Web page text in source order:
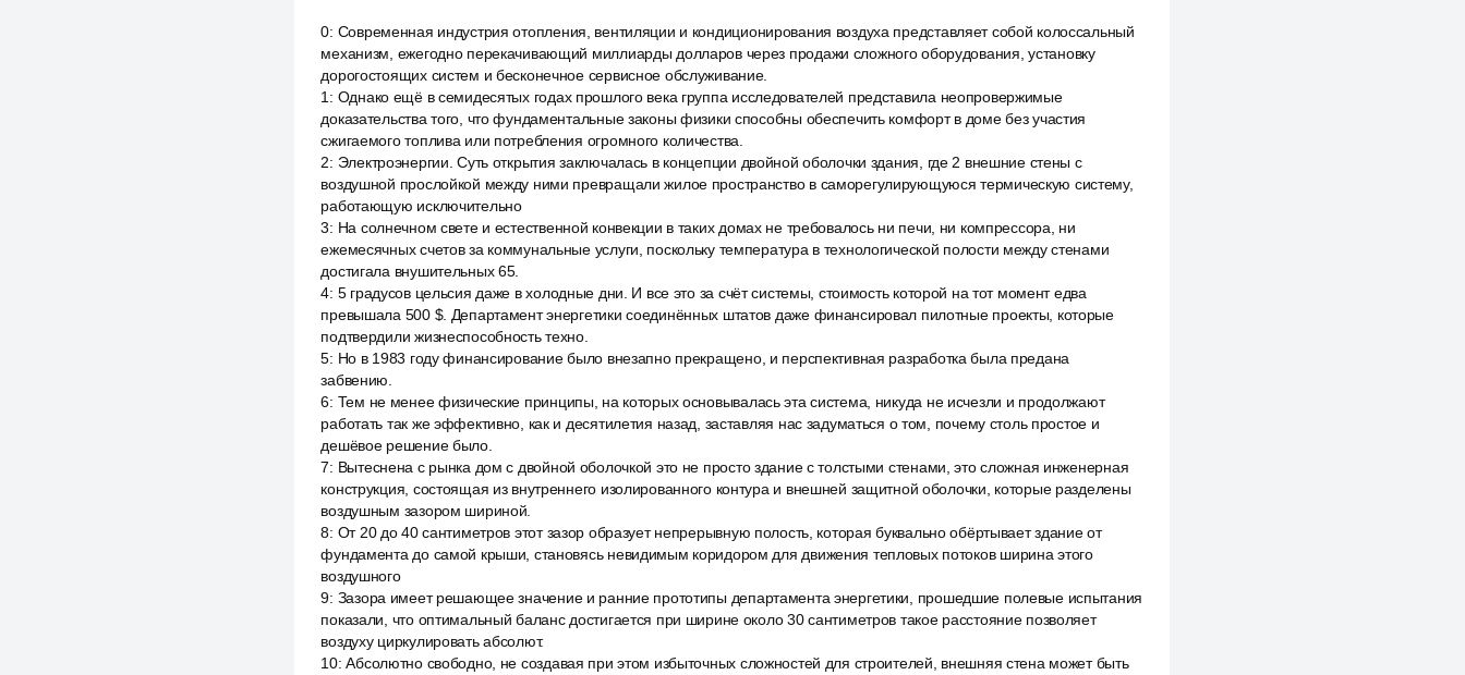
0: Современная индустрия отопления, вентиляции и кондиционирования воздуха представляет собой колоссальный
механизм, ежегодно перекачивающий миллиарды долларов через продажи сложного оборудования, установку
дорогостоящих систем и бесконечное сервисное обслуживание.
1 : Однако ещё в семидесятых годах прошлого века группа исследователей представила неопровержимые
доказательства того, что фундаментальные законы физики способны обеспечить комфорт в доме без участия
сжигаемого топлива или потребления огромного количества.
2: Электроэнергии. Суть открытия заключалась в концепции двойной оболочки здания, где 2 внешние стены с
воздушной прослойкой между ними превращали жилое пространство в саморегулирующуюся термическую систему,
работающую исключительно
3: На солнечном свете и естественной конвекции в таких домах не требовалось ни печи, ни компрессора, ни
ежемесячных счетов за коммунальные услуги, поскольку температура в технологической полости между стенами
достигала внушительных 65.
4: 5 градусов цельсия даже в холодные дни. И все это за счёт системы, стоимость которой на тот момент едва
превышала 500 $. Департамент энергетики соединённых штатов даже финансировал пилотные проекты, которые
подтвердили жизнеспособность техно.
5: Но в 1983 году финансирование было внезапно прекращено, и перспективная разработка была предана
забвению.
6: Тем не менее физические принципы, на которых основывалась эта система, никуда не исчезли и продолжают
работать так же эффективно, как и десятилетия назад, заставляя нас задуматься о том, почему столь простое и
дешёвое решение было.
7: Вытеснена с рынка дом с двойной оболочкой это не просто здание с толстыми стенами, это сложная инженерная
конструкция, состоящая из внутреннего изолированного контура и внешней защитной оболочки, которые разделены
воздушным зазором шириной.
8: От 20 до 40 сантиметров этот зазор образует непрерывную полость, которая буквально обёртывает здание от
фундамента до самой крыши, становясь невидимым коридором для движения тепловых потоков ширина этого
воздушного
9: Зазора имеет решающее значение и ранние прототипы департамента энергетики, прошедшие полевые испытания
показали, что оптимальный баланс достигается при ширине около 30 сантиметров такое расстояние позволяет
воздуху циркулировать абсолют.
10:Абсолютно свободно, не создавая при этом избыточных сложностей для строителей, внешняя стена может быть